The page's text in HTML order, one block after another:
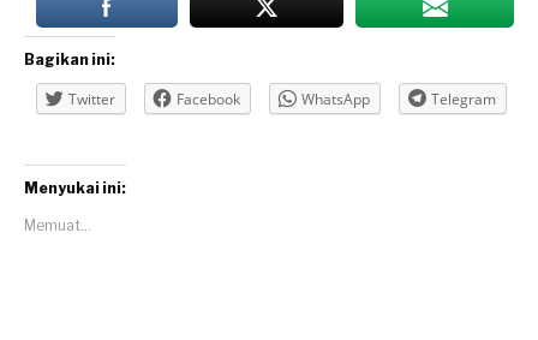
Bagikan ini:
Twitter Facebook WhatsApp Telegram
Menyukai ini:
Memuat...